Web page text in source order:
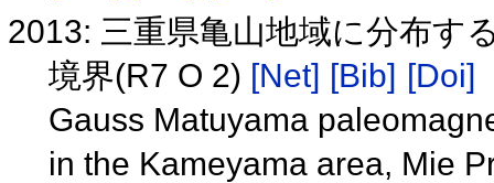
2013: 三重県亀山地域に分布す
境界(R7 O 2) [Net] [Bib] [Doi]
Gauss Matuyama
in the Kameyama area, Mie